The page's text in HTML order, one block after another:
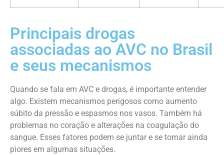
Principais drogas
associadas ao AVC no Brasil
e seus mecanismos
Quando se fala em AVC e drogas, é importante entender
algo. Existem mecanismos perigosos como aumento
súbito da pressão e espasmos nos vasos. Também há
problemas no coração e alterações na coagulação do
sangue. Esses fatores podem se juntar e se tornar ainda
piores em algumas situações.